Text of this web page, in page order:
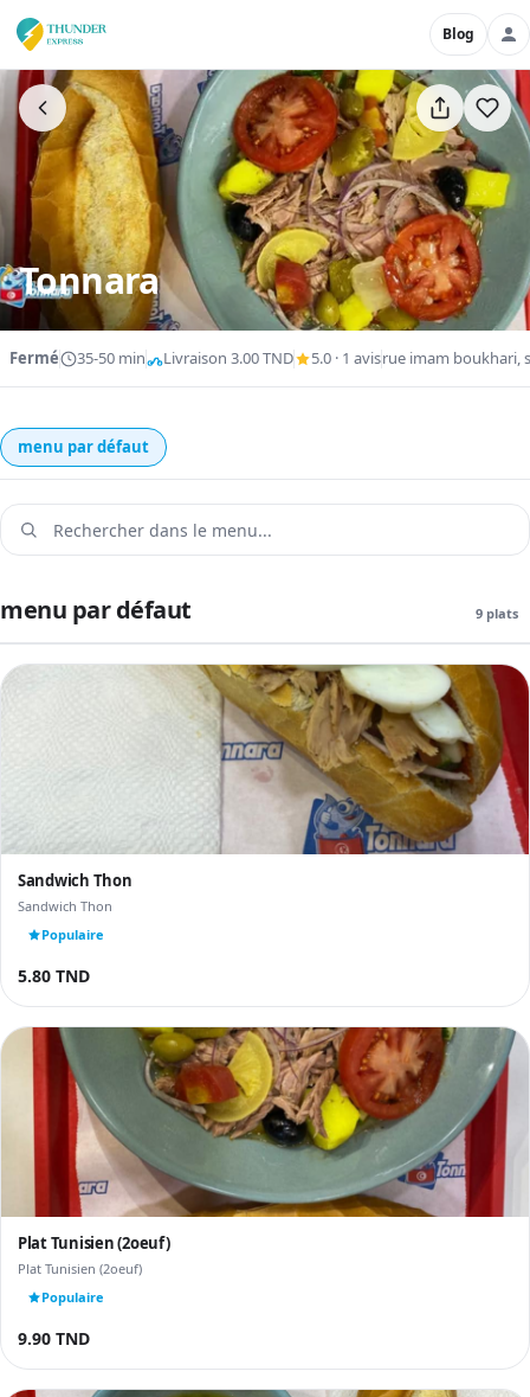
Blog
Tonnara
Fermé 35-50 min Livraison 3.00 TND 5.0 · 1 avisrue imam boukhari,
menu par défaut
menu par défaut 9 plats
Sandwich Thon
Sandwich Thon
Populaire
5.80 TND
Plat Tunisien (2oeuf)
Plat Tunisien (2oeuf)
Populaire
9.90 TND